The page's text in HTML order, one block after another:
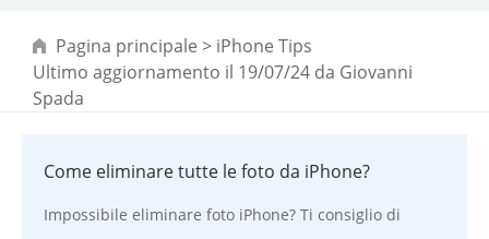
Pagina principale > iPhone Tips
Ultimo aggiornamento il 19/07/24 da Giovanni
Spada
Come eliminare tutte le foto da iPhone?
Impossibile eliminare foto iPhone? Ti consiglio di